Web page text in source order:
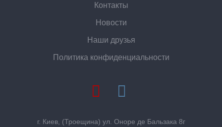
Контакты
Новости
Наши друзья
Политика конфиденциальности
г. Киев, (Троещина) ул. Оноре де Бальзака 8г